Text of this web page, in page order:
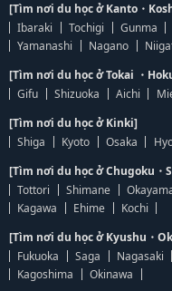
[Tìm nơi du học ở Kanto・
Ibaraki
Tochigi Gunma
Yamanashi
Nagano
[Tìm nơi du học ở Tokai ・
Gifu
Shizuoka Aichi
[Tìm nơi du học ở Kinki]
Shiga
Kyoto Osaka
[Tìm nơi du học ở Chugoku・
Tottori
Shimane
Kagawa
Ehime
Kochi
[Tìm nơi du học ở Kyushu・
Fukuoka
Saga Nagasaki
Kagoshima
Okinawa